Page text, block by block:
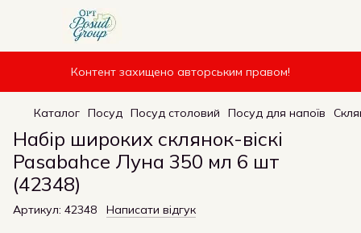
Контент захищено авторським правом!
Каталог Посуд Посуд столовий Посуд для напоїв
Набір широких склянок-віскі
Pasabahce Луна 350 мл 6 шт
(42348)
Артикул: 42348 Написати відгук